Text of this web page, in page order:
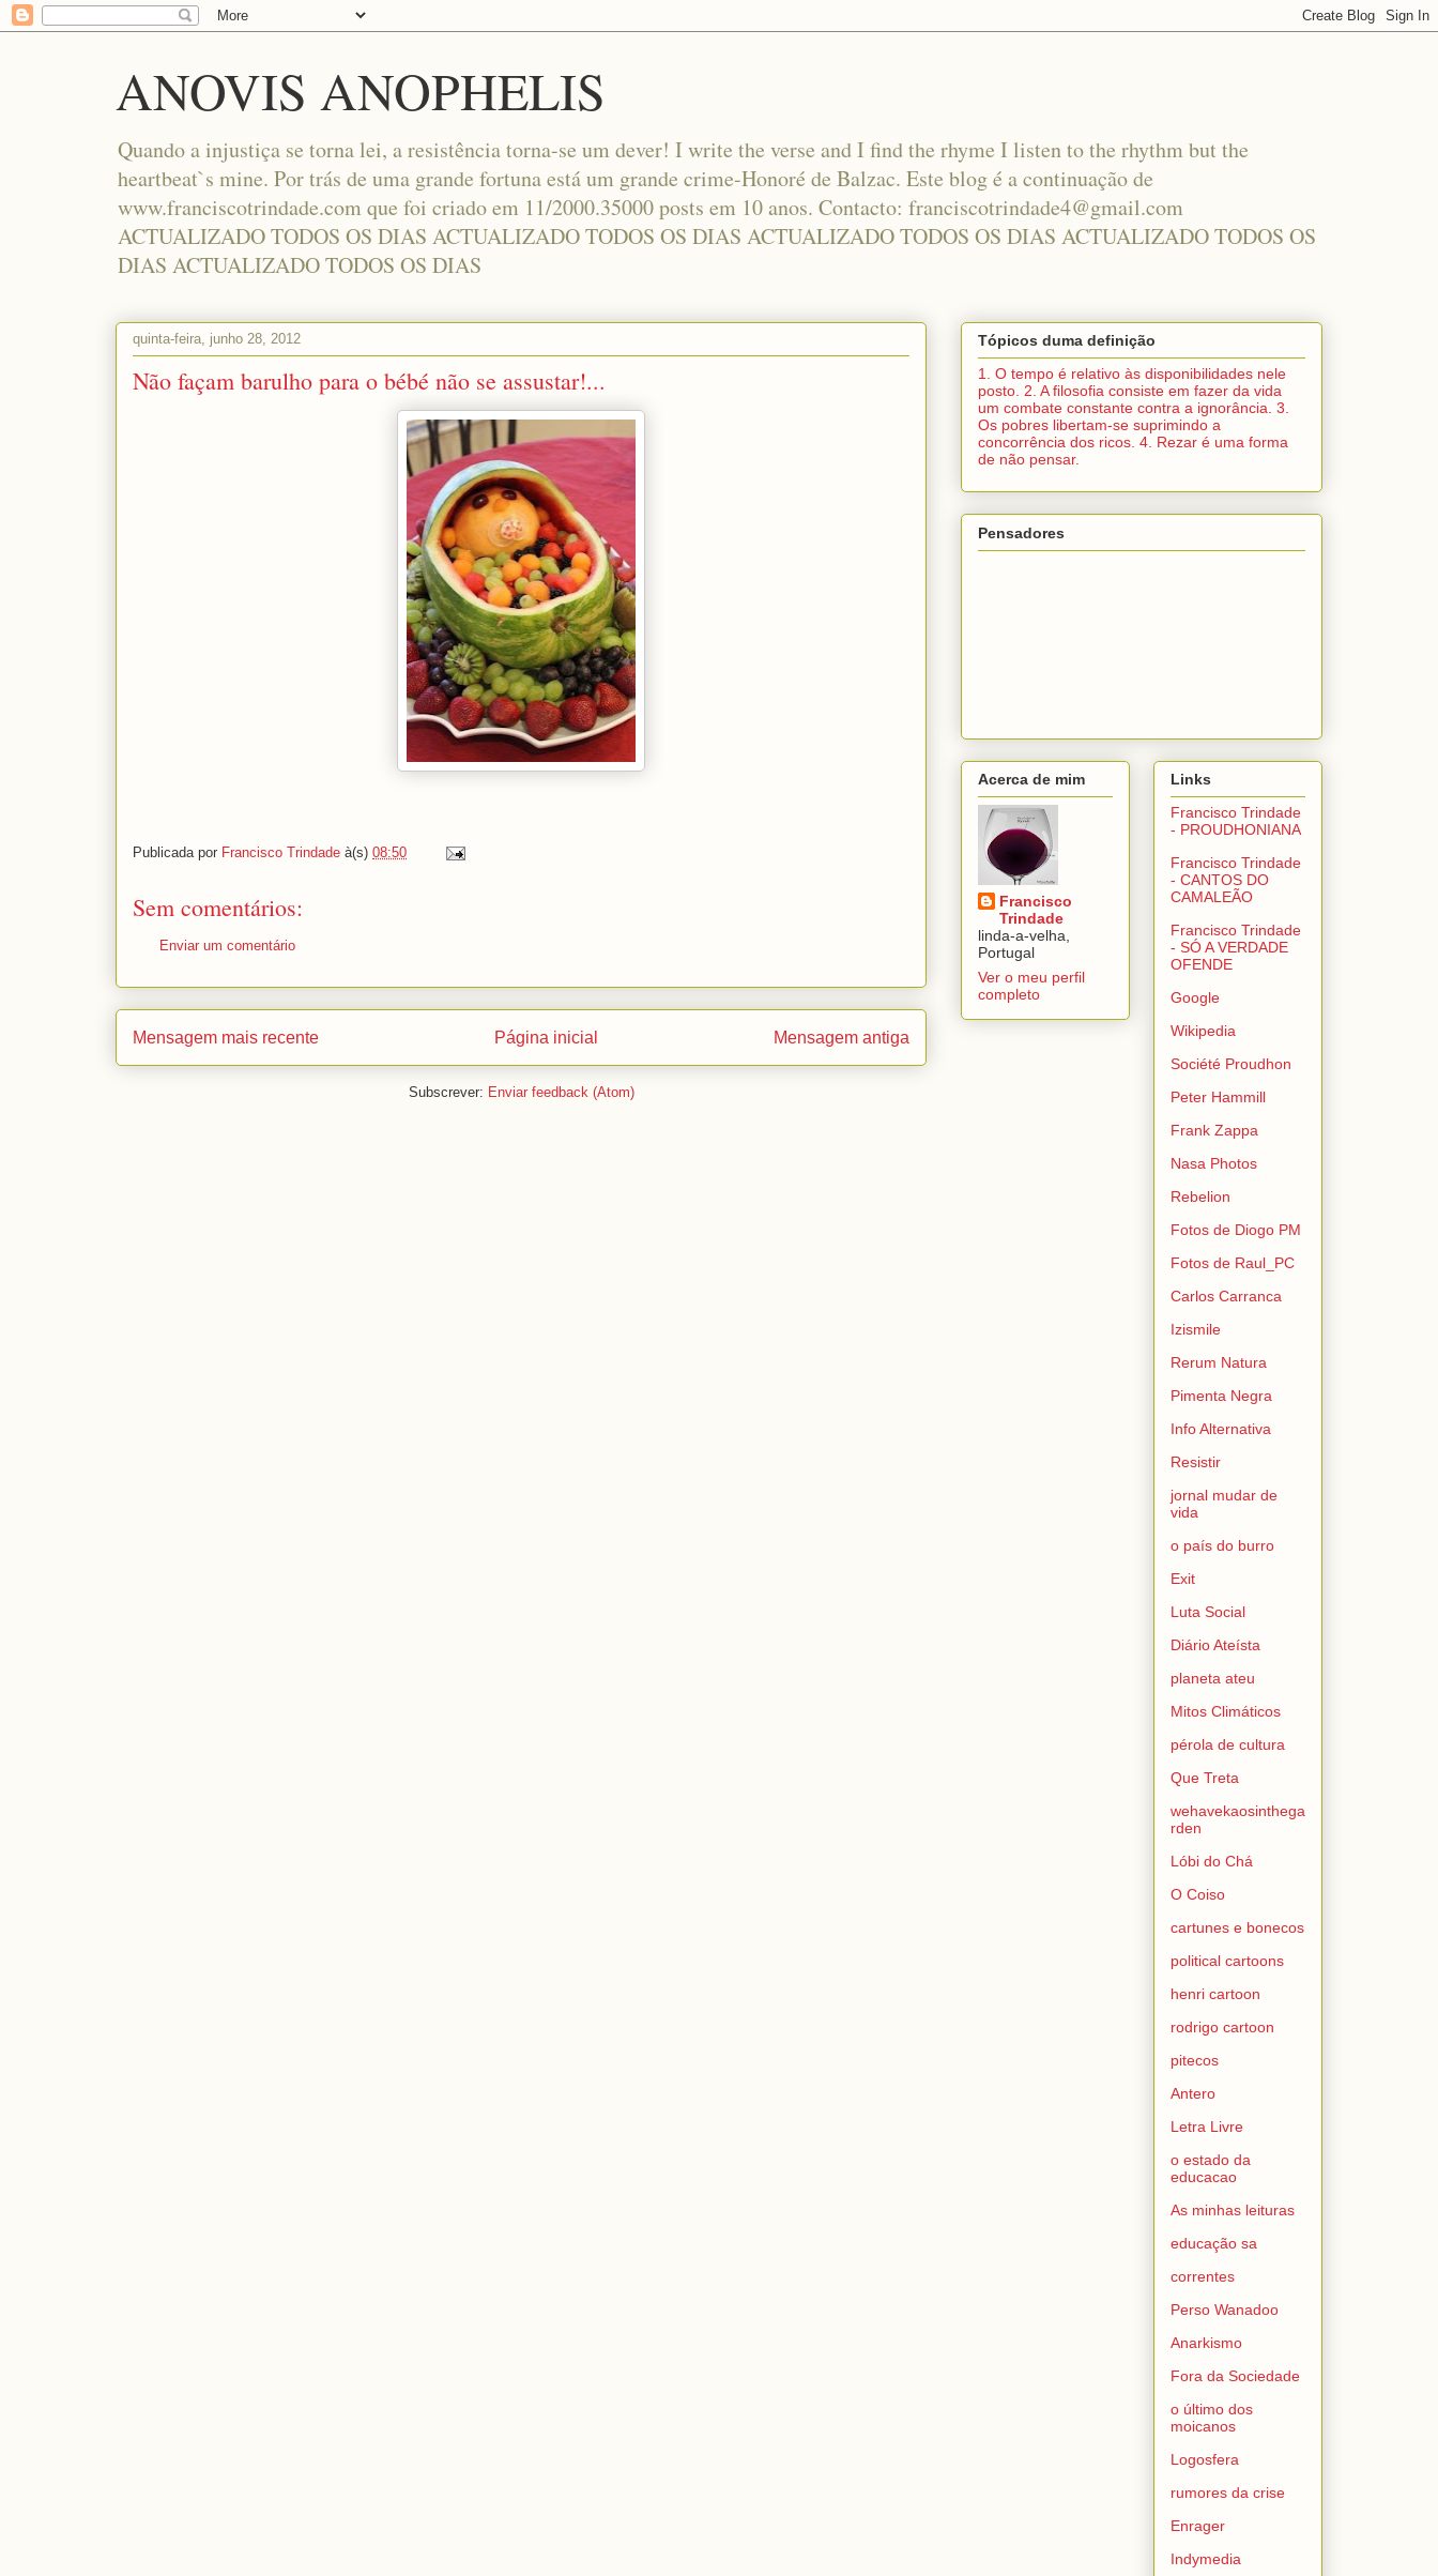
ANOVIS ANOPHELIS
Quando a injustiça se torna lei, a resistência torna-se um dever! I write the verse and I find the rhyme I listen to the rhythm but the
heartbeat`s mine. Por trás de uma grande fortuna está um grande crime-Honoré de Balzac. Este blog é a continuação de
www.franciscotrindade.com que foi criado em 11/2000.35000 posts em 10 anos. Contacto: franciscotrindade4@gmail.com
ACTUALIZADO TODOS OS DIAS ACTUALIZADO TODOS OS DIAS ACTUALIZADO TODOS OS DIAS ACTUALIZADO TODOS OS
DIAS ACTUALIZADO TODOS OS DIAS
quinta-feira, junho 28, 2012
Não façam barulho para o bébé não se assustar!...
Publicada por Francisco Trindade à(s) 08:50
Sem comentários:
Enviar um comentário
Mensagem mais recente Mensagem antiga
Página inicial
Subscrever: Enviar feedback (Atom)
Tópicos duma definição
1. O tempo é relativo às disponibilidades nele
posto. 2. A filosofia consiste em fazer da vida
um combate constante contra a ignorância. 3.
Os pobres libertam-se suprimindo a
concorrência dos ricos. 4. Rezar é uma forma
de não pensar.
Pensadores
Acerca de mim
Francisco
Trindade
linda-a-velha,
Portugal
Ver o meu perfil
completo
Links
Francisco Trindade
- PROUDHONIANA
Francisco Trindade
- CANTOS DO
CAMALEÃO
Francisco Trindade
- SÓ A VERDADE
OFENDE
Google
Wikipedia
Société Proudhon
Peter Hammill
Frank Zappa
Nasa Photos
Rebelion
Fotos de Diogo PM
Fotos de Raul_PC
Carlos Carranca
Izismile
Rerum Natura
Pimenta Negra
Info Alternativa
Resistir
jornal mudar de
vida
o país do burro
Exit
Luta Social
Diário Ateísta
planeta ateu
Mitos Climáticos
pérola de cultura
Que Treta
wehavekaosinthega
rden
Lóbi do Chá
O Coiso
cartunes e bonecos
political cartoons
henri cartoon
rodrigo cartoon
pitecos
Antero
Letra Livre
o estado da
educacao
As minhas leituras
educação sa
correntes
Perso Wanadoo
Anarkismo
Fora da Sociedade
o último dos
moicanos
Logosfera
rumores da crise
Enrager
Indymedia